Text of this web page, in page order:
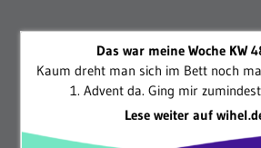
Das war meine Woche KW
Kaum dreht man sich im Bett noch
1. Advent da. Ging mir
Lese weiter auf